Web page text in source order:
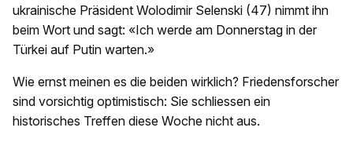
ukrainische Präsident Wolodimir Selenski (47) nimmt ihn
beim Wort und sagt: «Ich werde am Donnerstag in der
Türkei auf Putin warten.»
Wie ernst meinen es die beiden wirklich? Friedensforscher
sind vorsichtig optimistisch: Sie schliessen ein
historisches Treffen diese Woche nicht aus.